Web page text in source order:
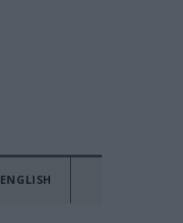
ENGLISH